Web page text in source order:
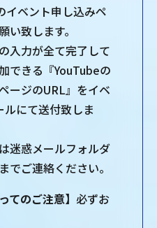
ベント申し込みペ
い致します。
⼊⼒が全て完了して
できる『YouTubeの
ージのURL』をイベ
にて送付致しま
迷惑メールフォルダ
でご連絡ください。
てのご注意】 必ずお